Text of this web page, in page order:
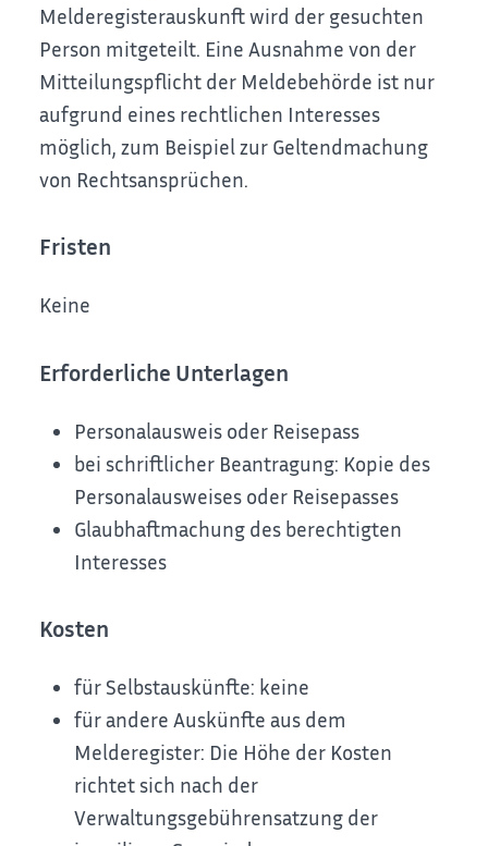
Melderegisterauskunft wird der gesuchten
Person mitgeteilt. Eine Ausnahme von der
Mitteilungspflicht der Meldebehörde ist nur
aufgrund eines rechtlichen Interesses
möglich, zum Beispiel zur Geltendmachung
von Rechtsansprüchen.
Fristen
Keine
Erforderliche Unterlagen
Personalausweis oder Reisepass
bei schriftlicher Beantragung: Kopie des
Personalausweises oder Reisepasses
Glaubhaftmachung des berechtigten
Interesses
Kosten
für Selbstauskünfte: keine
für andere Auskünfte aus dem
Melderegister: Die Höhe der Kosten
richtet sich nach der
Verwaltungsgebührensatzung der